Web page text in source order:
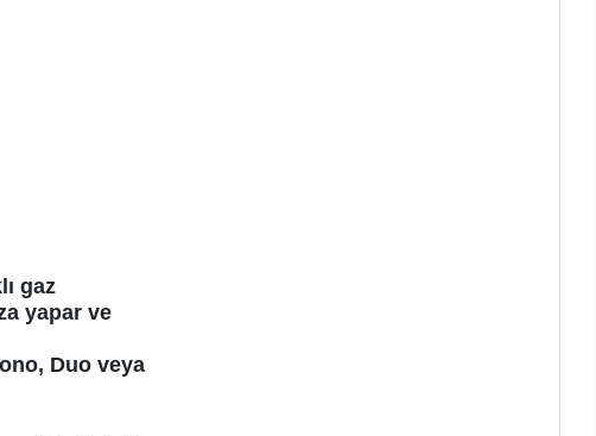
gaz
yapar ve
Duo veya